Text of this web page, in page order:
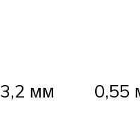
3,2 мм 0,55